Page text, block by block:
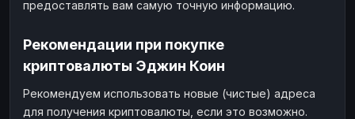
предоставлять вам самую точную информацию.
Рекомендации при покупке
криптовалюты Эджин Коин
Рекомендуем использовать новые (чистые) адреса
для получения криптовалюты, если это возможно.